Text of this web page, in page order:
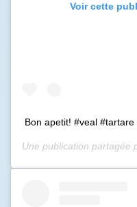
Voir cette
Bon apetit! #veal
Une publication partagée